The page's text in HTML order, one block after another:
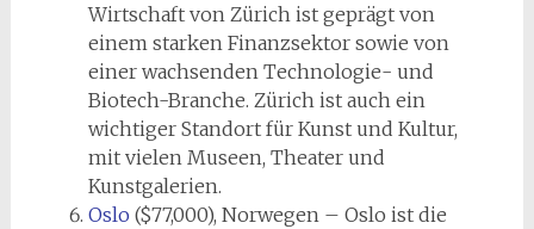
Wirtschaft von Zürich ist geprägt von
einem starken Finanzsektor sowie von
einer wachsenden Technologie- und
Biotech-Branche. Zürich ist auch ein
wichtiger Standort für Kunst und Kultur,
mit vielen Museen, Theater und
Kunstgalerien.
Oslo ($77,000), Norwegen – Oslo ist die